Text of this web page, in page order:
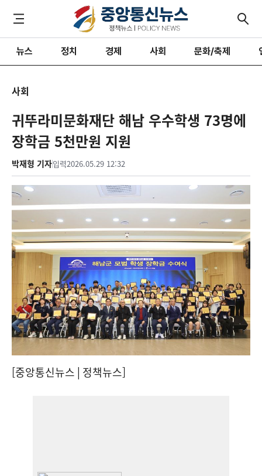
뉴스 정치 경제 사회 문화/축제
사회
귀뚜라미문화재단 해남 우수학생 73명에
장학금 5천만원 지원
박재형 기자입력2026.05.29 12:32
[중앙통신뉴스│정책뉴스]